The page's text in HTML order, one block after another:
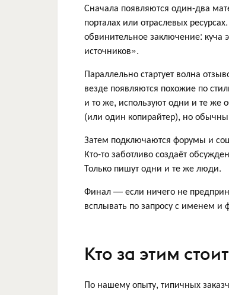
Сначала появляются один-два
порталах или отраслевых
обвинительное заключение:
источников».
Параллельно стартует волна
везде появляются похожие по
и то же, используют одни и те же
(или один копирайтер), но
Затем подключаются форумы и
Кто-то заботливо создаёт
Только пишут одни и те же люди.
Финал — если ничего не
всплывать по запросу с именем и
Кто за этим стоит
По нашему опыту, типичных